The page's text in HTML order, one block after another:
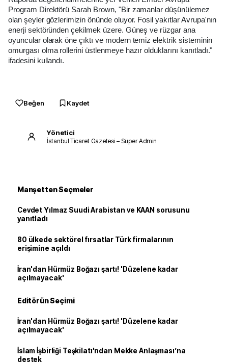
Program Direktörü Sarah Brown, "Bir zamanlar düşünülemez
olan şeyler gözlerimizin önünde oluyor. Fosil yakıtlar Avrupa'nın
enerji sektöründen çekilmek üzere. Güneş ve rüzgar ana
oyuncular olarak öne çıktı ve modern temiz elektrik sisteminin
omurgası olma rollerini üstlenmeye hazır olduklarını kanıtladı."
ifadesini kullandı.
Beğen Kaydet
Yönetici
İstanbul Ticaret Gazetesi – Süper Admin
Manşetten Seçmeler
Cevdet Yılmaz Suudi Arabistan ve KAAN sorusunu
yanıtladı
80 ülkede sektörel fırsatlar Türk firmalarının
erişimine açıldı
İran'dan Hürmüz Boğazı şartı! 'Düzelene kadar
açılmayacak'
Editörün Seçimi
İran'dan Hürmüz Boğazı şartı! 'Düzelene kadar
açılmayacak'
İslam İşbirliği Teşkilatı'ndan Mekke Anlaşması’na
destek